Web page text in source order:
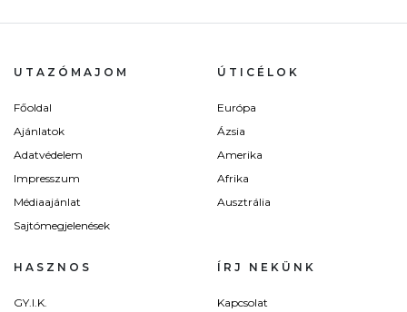
UTAZÓMAJOM
Főoldal
Ajánlatok
Adatvédelem
Impresszum
Médiaajánlat
Sajtómegjelenések
ÚTICÉLOK
Európa
Ázsia
Amerika
Afrika
Ausztrália
HASZNOS
GY.I.K.
ÍRJ NEKÜNK
Kapcsolat